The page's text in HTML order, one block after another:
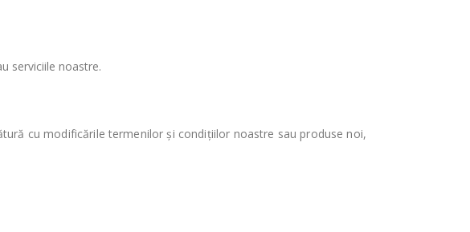
serviciile noastre.
cu modificările termenilor și condițiilor noastre sau produse noi,